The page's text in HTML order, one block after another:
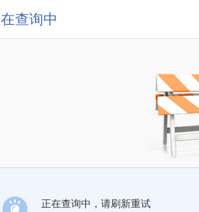
查询中
正在查询中，请刷新重试